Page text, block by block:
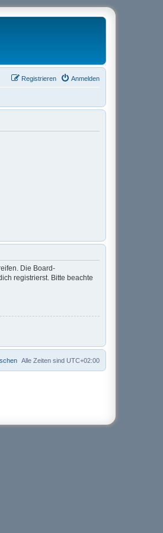
Anmelden
Registrieren
Die Board-
registrierst. Bitte beachte
Alle Zeiten sind UTC+02:00